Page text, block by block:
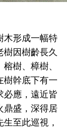
木形成一幅特
樹因樹齡長久
樹、樟樹、
樹幹底下有一
必應，遠近皆
鼎盛，深得居
至此巡視，